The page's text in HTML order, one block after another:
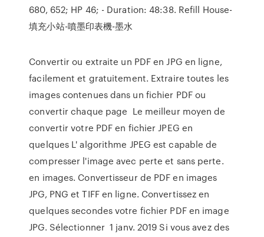
680, 652; HP 46; - Duration: 48:38. Refill House-
填充小站-噴墨印表機-墨水
Convertir ou extraite un PDF en JPG en ligne,
facilement et gratuitement. Extraire toutes les
images contenues dans un fichier PDF ou
convertir chaque page Le meilleur moyen de
convertir votre PDF en fichier JPEG en
quelques L' algorithme JPEG est capable de
compresser l'image avec perte et sans perte.
en images. Convertisseur de PDF en images
JPG, PNG et TIFF en ligne. Convertissez en
quelques secondes votre fichier PDF en image
JPG. Sélectionner 1 janv. 2019 Si vous avez des